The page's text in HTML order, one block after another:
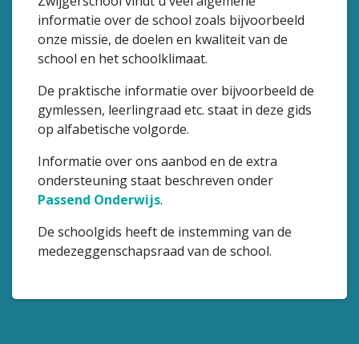
informatie over de school zoals bijvoorbeeld
onze missie, de doelen en kwaliteit van de
school en het schoolklimaat.
De praktische informatie over bijvoorbeeld de
gymlessen, leerlingraad etc. staat in deze gids
op alfabetische volgorde.
Informatie over ons aanbod en de extra
ondersteuning staat beschreven onder
Passend Onderwijs.
De schoolgids heeft de instemming van de
medezeggenschapsraad van de school.